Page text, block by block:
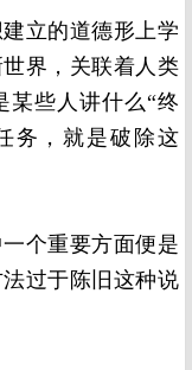
立的道德形上学
界，关联着人类
某些人讲什么“终
务，就是破除这
个重要方面便是
过于陈旧这种说